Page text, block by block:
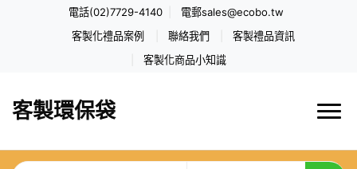
電話(02)7729-4140 電郵sales@ecobo.tw
客製化禮品案例 聯絡我們 客製禮品資訊
客製化商品小知識
客製環保袋